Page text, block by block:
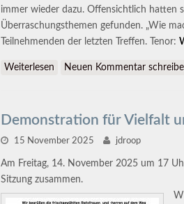
immer wieder dazu. Offensichtlich hatten
Überraschungsthemen gefunden. „Wie
Teilnehmenden der letzten Treffen. Tenor:
Weiterlesen über 50x Stadtdate Gütersloh
Neuen Kommentar
Demonstration für Vielfalt
15 November 2025 jdroop
Am Freitag, 14. November 2025 um 17
Sitzung zusammen.